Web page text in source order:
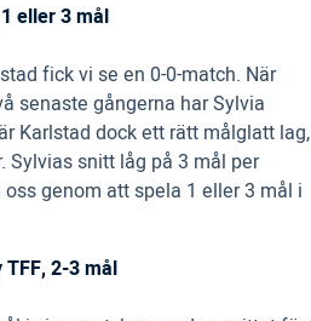
eller 3 mål
fick vi se en 0-0-match. När
senaste gångerna har Sylvia
Karlstad dock ett rätt målglatt lag,
Sylvias snitt låg på 3 mål per
genom att spela 1 eller 3 mål i
2-3 mål